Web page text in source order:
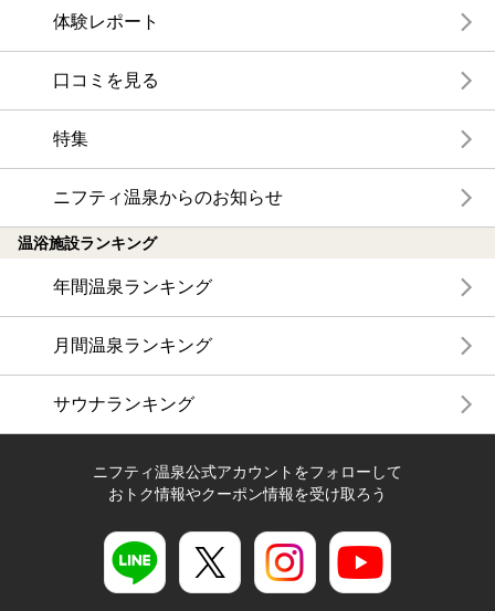
体験レポート
口コミを見る
特集
ニフティ温泉からのお知らせ
温浴施設ランキング
年間温泉ランキング
月間温泉ランキング
サウナランキング
ニフティ温泉公式アカウントをフォローして
おトク情報やクーポン情報を受け取ろう